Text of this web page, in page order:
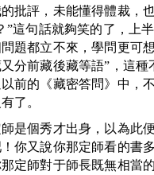
評，未能懂得體裁，也
”這句話就夠笑的了，上
題都立不來，學問更可
分前藏後藏等語”，這
前的《藏密答問》中，
了。
個秀才出身，以為此便
你又說你那定師看的書
定師對于師長既無相當